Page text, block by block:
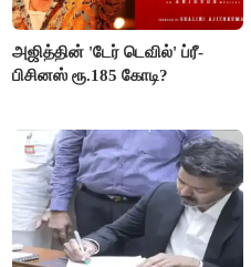
அஜித்தின் 'டேர் டெவில்' ப்ரீ-
பிசினஸ் ரூ.185 கோடி?